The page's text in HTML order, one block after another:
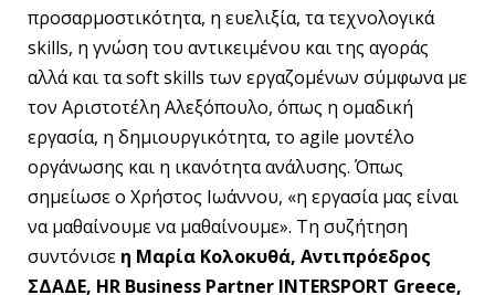
προσαρμοστικότητα, η ευελιξία, τα τεχνολογικά
skills, η γνώση του αντικειμένου και της αγοράς
αλλά και τα soft skills των εργαζομένων σύμφωνα με
τον Αριστοτέλη Αλεξόπουλο, όπως η ομαδική
εργασία, η δημιουργικότητα, το agile μοντέλο
οργάνωσης και η ικανότητα ανάλυσης. Όπως
σημείωσε ο Χρήστος Ιωάννου, «η εργασία μας είναι
να μαθαίνουμε να μαθαίνουμε». Τη συζήτηση
συντόνισε η Mαρία Κολοκυθά, Αντιπρόεδρος
ΣΔΑΔΕ, HR Business Partner INTERSPORT Greece,